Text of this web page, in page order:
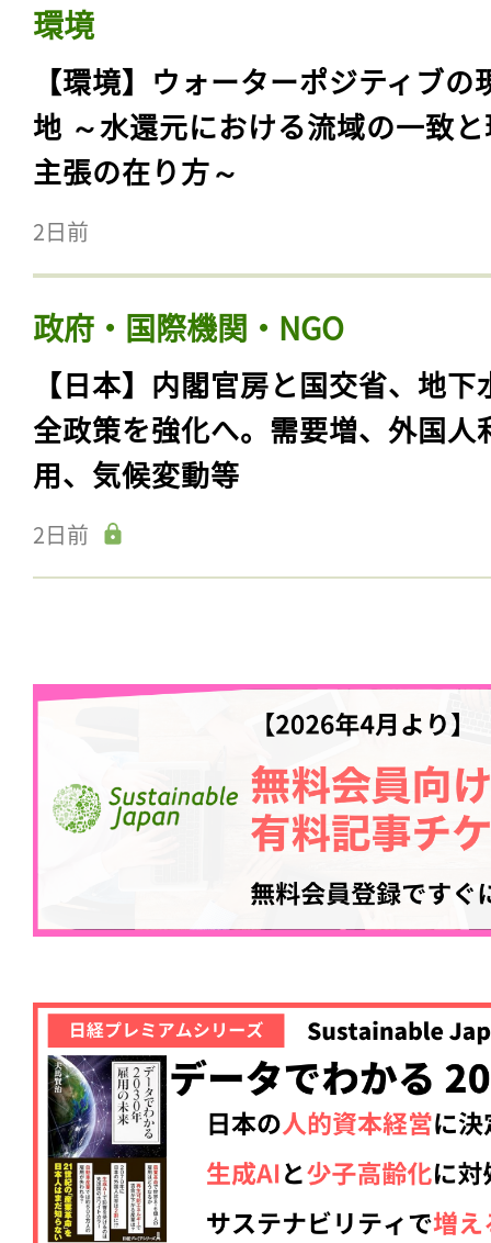
環境
【環境】ウォーターポジティブの
地 ～水還元における流域の一致
主張の在り方～
2日前
政府・国際機関・NGO
【日本】内閣官房と国交省、地下
全政策を強化へ。需要増、外国人
用、気候変動等
2日前